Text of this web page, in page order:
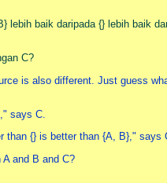
lebih baik daripada {} lebih baik
C?
is also different. Just guess
says C.
than {} is better than {A, B}," says
and B and C?